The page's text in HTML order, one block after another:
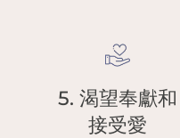
5. 渴望奉獻和
接受愛
我們都希望被愛，那麼我們為什麼不嘗試
到世界上，至少對其他人，最好是所有其